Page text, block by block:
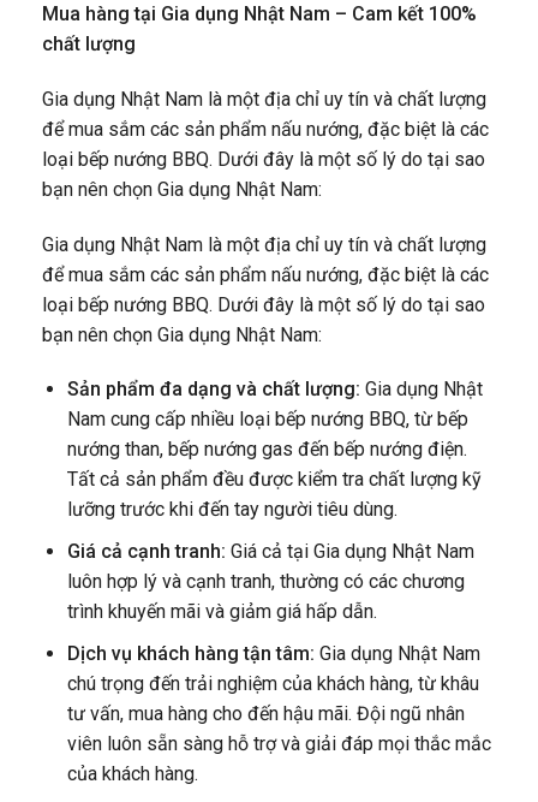
Mua hàng tại Gia dụng Nhật Nam – Cam kết 100%
chất lượng
Gia dụng Nhật Nam là một địa chỉ uy tín và chất lượng
để mua sắm các sản phẩm nấu nướng, đặc biệt là các
loại bếp nướng BBQ. Dưới đây là một số lý do tại sao
bạn nên chọn Gia dụng Nhật Nam:
Gia dụng Nhật Nam là một địa chỉ uy tín và chất lượng
để mua sắm các sản phẩm nấu nướng, đặc biệt là các
loại bếp nướng BBQ. Dưới đây là một số lý do tại sao
bạn nên chọn Gia dụng Nhật Nam:
Sản phẩm đa dạng và chất lượng: Gia dụng Nhật
Nam cung cấp nhiều loại bếp nướng BBQ, từ bếp
nướng than, bếp nướng gas đến bếp nướng điện.
Tất cả sản phẩm đều được kiểm tra chất lượng kỹ
lưỡng trước khi đến tay người tiêu dùng.
Giá cả cạnh tranh: Giá cả tại Gia dụng Nhật Nam
luôn hợp lý và cạnh tranh, thường có các chương
trình khuyến mãi và giảm giá hấp dẫn.
Dịch vụ khách hàng tận tâm: Gia dụng Nhật Nam
chú trọng đến trải nghiệm của khách hàng, từ khâu
tư vấn, mua hàng cho đến hậu mãi. Đội ngũ nhân
viên luôn sẵn sàng hỗ trợ và giải đáp mọi thắc mắc
của khách hàng.